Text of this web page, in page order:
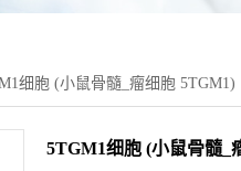
细胞 (小鼠骨髓_瘤细胞 5TGM1)
5TGM1细胞 (小鼠骨髓_